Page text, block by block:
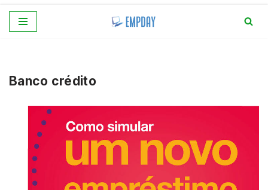
conteúdo
Banco crédito